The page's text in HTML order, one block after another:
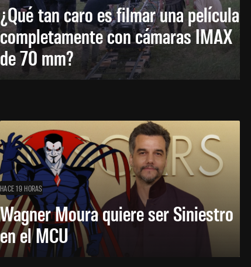
¿Qué tan caro es filmar una película
completamente con cámaras IMAX
de 70 mm?
HACE 19 HORAS
Wagner Moura quiere ser Siniestro
en el MCU